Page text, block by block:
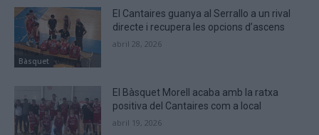
Bàsquet
El Cantaires guanya al Serrallo a un rival
directe i recupera les opcions d’ascens
abril 28, 2026
El Bàsquet Morell acaba amb la ratxa
positiva del Cantaires com a local
abril 19, 2026